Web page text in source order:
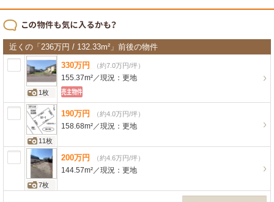
近くの「236万円 / 132.33m²」前後の物件
1枚
330万円 （約7.0万円/坪）
155.37m²／現況： 更地
11枚
190万円 （約4.0万円/坪）
158.68m²／現況： 更地
7枚
200万円 （約4.6万円/坪）
144.57m²／現況： 更地